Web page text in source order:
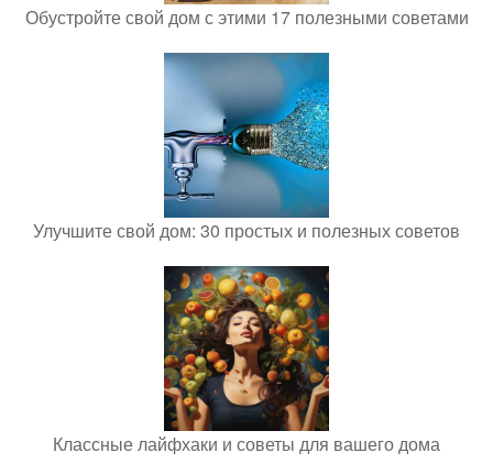
Обустройте свой дом с этими 17 полезными советами
Улучшите свой дом: 30 простых и полезных советов
Классные лайфхаки и советы для вашего дома